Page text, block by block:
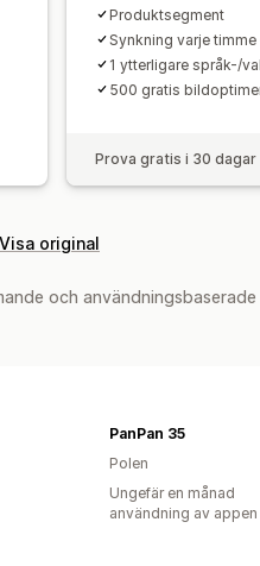
Produktsegment
Synkning varje timme
1 ytterligare språk-/
500 gratis
Prova gratis i 30 dagar
Visa original
och
PanPan 35
Polen
Ungefär en månad
användning av appen